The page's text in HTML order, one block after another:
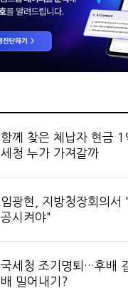
함께 찾은 체납자 현금 1
세청 누가 가져갈까
임광현, 지방청장회의서
공시켜야"
국세청 조기명퇴…후배
배 밀어내기?